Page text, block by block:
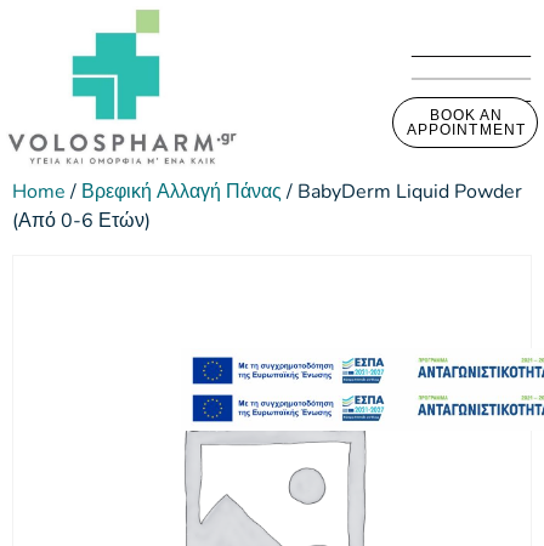
BOOK AN
APPOINTMENT
Home/ Βρεφική Αλλαγή Πάνας/ BabyDerm Liquid Powder
(Από 0-6 Ετών)